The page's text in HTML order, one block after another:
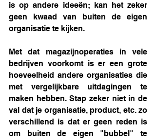
is op andere ideeën; kan het zeker
geen kwaad van buiten de eigen
organisatie te kijken.
Met dat magazijnoperaties in vele
bedrijven voorkomt is er een grote
hoeveelheid andere organisaties die
met vergelijkbare uitdagingen te
maken hebben. Stap zeker niet in de
val dat je organisatie, product, etc. zo
verschillend is dat er geen reden is
om buiten de eigen "bubbel" te